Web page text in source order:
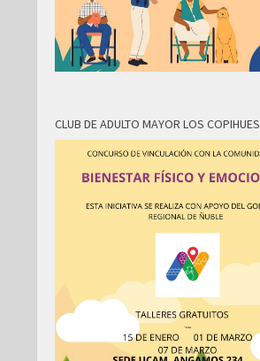
CLUB DE ADULTO MAYOR LOS COPIHUES